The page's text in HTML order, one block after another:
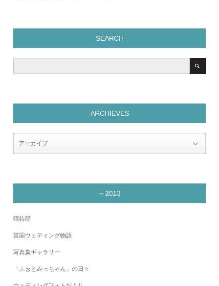
SEARCH
ARCHIEVES
～2013
晴待顔
英国ウェディング物語
写真集ギャラリー
「ふぉとみっちゃん」の日々